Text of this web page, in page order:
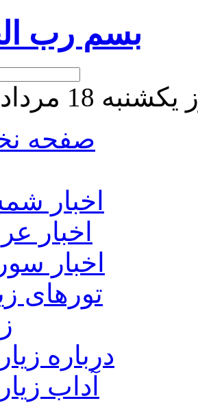
بسم رب
18 مرداد 1405
صفحه
اخبار
اخبار
اخبار
تورهای
درباره
آداب